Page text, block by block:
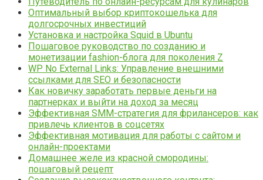
Оптимальный выбор криптокошелька для
долгосрочных инвестиций
Установка и настройка Squid в Ubuntu
Пошаговое руководство по созданию и
монетизации fashion-блога для поколения Z
WP No External Links: Управление внешними
ссылками для SEO и безопасности
Как новичку заработать первые деньги на
партнерках и выйти на доход за месяц
Эффективная SMM-стратегия для фрилансеров: как
привлечь клиентов в соцсетях
Эффективная мотивация для работы с сайтом и
онлайн-проектами
Домашнее желе из красной смородины:
пошаговый рецепт